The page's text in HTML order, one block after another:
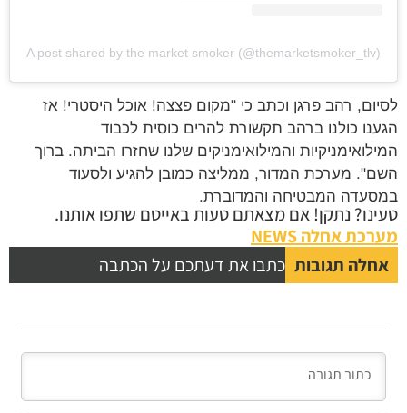
A post shared by the market smoker (@themarketsmoker_tlv)
לסיום, רהב פרגן וכתב כי "מקום פצצה! אוכל היסטרי! אז
הגענו כולנו ברהב תקשורת להרים כוסית לכבוד
המילואימניקיות והמילואימניקים שלנו שחזרו הביתה. ברוך
השם". מערכת המדור, ממליצה כמובן להגיע ולסעוד
במסעדה המבטיחה והמדוברת.
טעינו? נתקן! אם מצאתם טעות באייטם שתפו אותנו.
מערכת אחלה NEWS
אחלה תגובות כתבו את דעתכם על הכתבה